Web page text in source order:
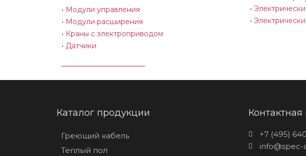
• Модули управления
• Модули расширения
• Краны с электроприводом
• Датчики
•
•
Каталог продукции
Греющий кабель
Теплый пол
+7 (495)
info@spec-